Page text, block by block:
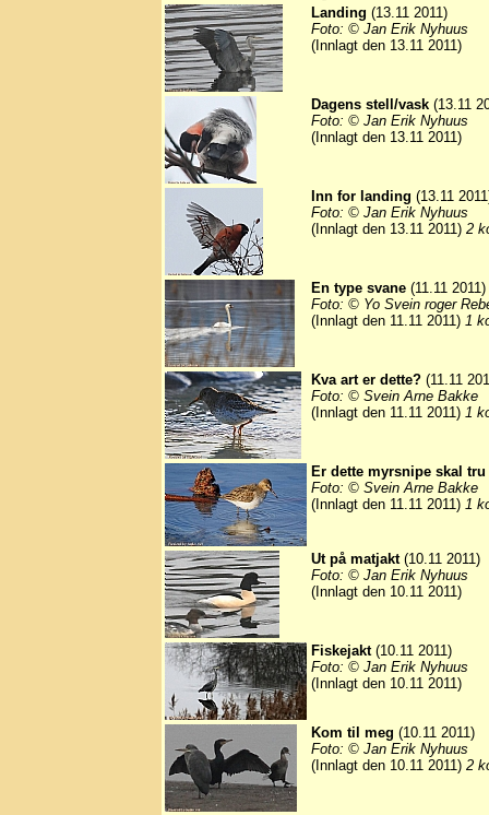
Landing (13.11 2011)
Foto: © Jan Erik Nyhuus
(Innlagt den 13.11 2011)
Dagens stell/vask (13.11
Foto: © Jan Erik Nyhuus
(Innlagt den 13.11 2011)
Inn for landing (13.11
Foto: © Jan Erik Nyhuus
(Innlagt den 13.11 2011) 2
En type svane (11.11 2011)
Foto: © Yo Svein roger
(Innlagt den 11.11 2011) 1
Kva art er dette? (11.11
Foto: © Svein Arne Bakke
(Innlagt den 11.11 2011) 1
Er dette myrsnipe skal tru
Foto: © Svein Arne Bakke
(Innlagt den 11.11 2011) 1
Ut på matjakt(10.11 2011)
Foto: © Jan Erik Nyhuus
(Innlagt den 10.11 2011)
Fiskejakt(10.11 2011)
Foto: © Jan Erik Nyhuus
(Innlagt den 10.11 2011)
Kom til meg (10.11 2011)
Foto: © Jan Erik Nyhuus
(Innlagt den 10.11 2011) 2